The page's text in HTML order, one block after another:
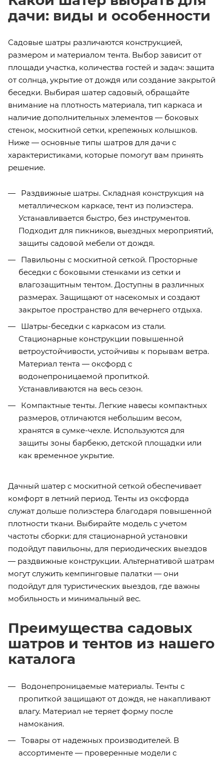
дачи: виды и особенности
Садовые шатры различаются конструкцией,
размером и материалом тента. Выбор зависит от
площади участка, количества гостей и задач: защита
от солнца, укрытие от дождя или создание закрытой
беседки. Выбирая шатер садовый, обращайте
внимание на плотность материала, тип каркаса и
наличие дополнительных элементов — боковых
стенок, москитной сетки, крепежных колышков.
Ниже — основные типы шатров для дачи с
характеристиками, которые помогут вам принять
решение.
Раздвижные шатры. Складная конструкция на
металлическом каркасе, тент из полиэстера.
Устанавливается быстро, без инструментов.
Подходит для пикников, выездных мероприятий,
защиты садовой мебели от дождя.
Павильоны с москитной сеткой. Просторные
беседки с боковыми стенками из сетки и
влагозащитным тентом. Доступны в различных
размерах. Защищают от насекомых и создают
закрытое пространство для вечернего отдыха.
Шатры-беседки с каркасом из стали.
Стационарные конструкции повышенной
ветроустойчивости, устойчивы к порывам ветра.
Материал тента — оксфорд с
водонепроницаемой пропиткой.
Устанавливаются на весь сезон.
Компактные тенты. Легкие навесы компактных
размеров, отличаются небольшим весом,
хранятся в сумке-чехле. Используются для
защиты зоны барбекю, детской площадки или
как временное укрытие.
Дачный шатер с москитной сеткой обеспечивает
комфорт в летний период. Тенты из оксфорда
служат дольше полиэстера благодаря повышенной
плотности ткани. Выбирайте модель с учетом
частоты сборки: для стационарной установки
подойдут павильоны, для периодических выездов
— раздвижные конструкции. Альтернативой шатрам
могут служить кемпинговые палатки — они
подойдут для туристических выездов, где важны
мобильность и минимальный вес.
Преимущества садовых
шатров и тентов из нашего
каталога
Водонепроницаемые материалы. Тенты с
пропиткой защищают от дождя, не накапливают
влагу. Материал не теряет форму после
намокания.
Товары от надежных производителей. В
ассортименте — проверенные модели с